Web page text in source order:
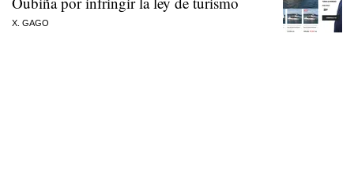
X. GAGO